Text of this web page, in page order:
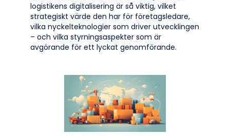
logistikens digitalisering är så viktig, vilket
strategiskt värde den har för företagsledare,
vilka nyckelteknologier som driver utvecklingen
– och vilka styrningsaspekter som är
avgörande för ett lyckat genomförande.